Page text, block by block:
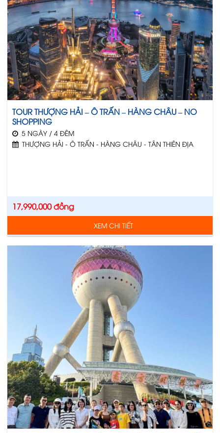
TOUR THƯỢNG HẢI – Ô TRẤN – HÀNG CHÂU – NO
SHOPPING
5 NGÀY / 4 ĐÊM
THƯỢNG HẢI - Ô TRẤN - HÀNG CHÂU - TÂN THIÊN ĐỊA
17,990,000đồng
XEM CHI TIẾT